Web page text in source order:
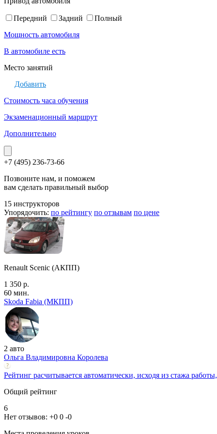
Передний Задний
Полный
Мощность автомобиля
В автомобиле есть
Место занятий
Добавить
Стоимость часа обучения
Экзаменационный маршрут
Дополнительно
+7 (495) 236-73-66
Позвоните нам, и поможем
вам сделать правильный выбор
15 инструкторов
Упорядочить: по рейтингу по отзывам по цене
Renault Scenic (АКПП)
1 350 р.
60 мин.
Skoda Fabia (МКПП)
2 авто
Ольга Владимировна Королева
Рейтинг расчитывается автоматически, исходя из стажа
Общий рейтинг
6
Нет отзывов: +0 0 -0